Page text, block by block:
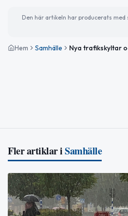
Den här artikeln har producerats
Hem Samhälle
Fler artiklar iSamhälle